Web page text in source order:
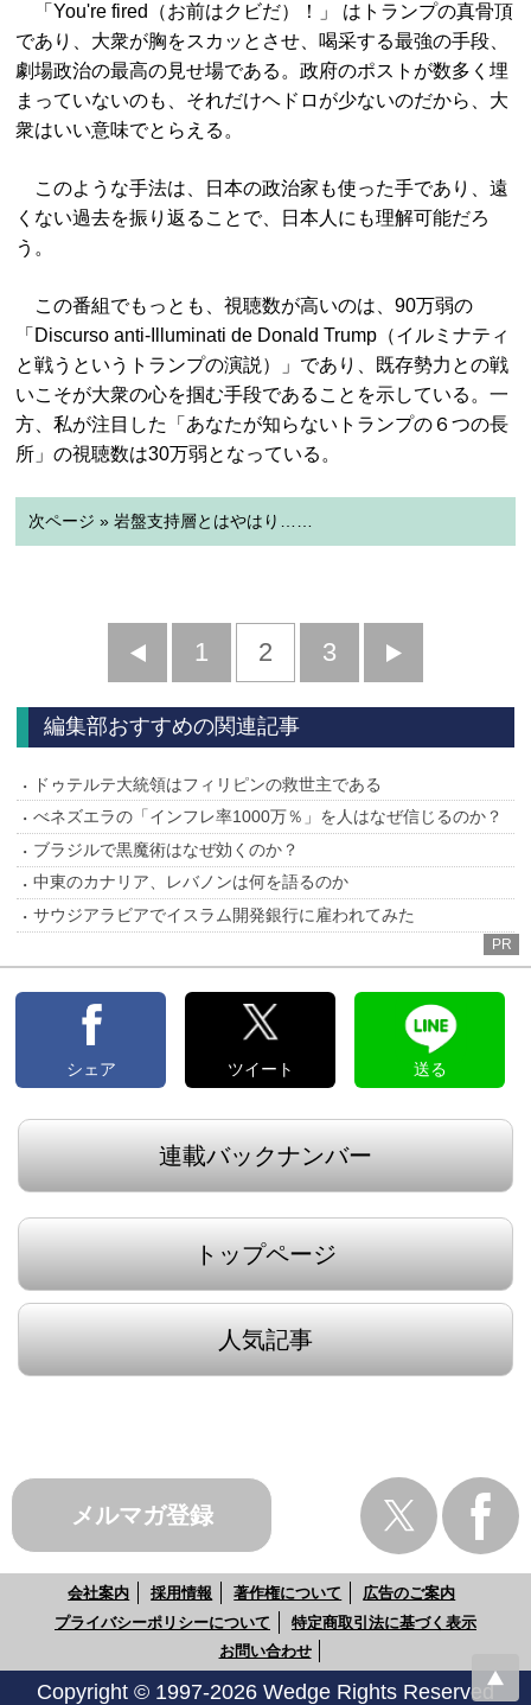
「You're fired（お前はクビだ）！」 はトランプの真骨頂
であり、大衆が胸をスカッとさせ、喝采する最強の手段、
劇場政治の最高の見せ場である。政府のポストが数多く埋
まっていないのも、それだけヘドロが少ないのだから、大
衆はいい意味でとらえる。
このような手法は、日本の政治家も使った手であり、遠
くない過去を振り返ることで、日本人にも理解可能だろ
う。
この番組でもっとも、視聴数が高いのは、90万弱の
「Discurso anti-Illuminati de Donald Trump（イルミナティ
と戦うというトランプの演説）」であり、既存勢力との戦
いこそが大衆の心を掴む手段であることを示している。一
方、私が注目した「あなたが知らないトランプの６つの長
所」の視聴数は30万弱となっている。
次ページ » 岩盤支持層とはやはり……
前
へ
1 2 3
へ
編集部おすすめの関連記事
ドゥテルテ大統領はフィリピンの救世主である
べネズエラの「インフレ率1000万％」を人はなぜ信じるのか？
ブラジルで黒魔術はなぜ効くのか？
中東のカナリア、レバノンは何を語るのか
サウジアラビアでイスラム開発銀行に雇われてみた
PR
シェア ツイート 送る
連載バックナンバー
トップページ
人気記事
メルマガ登録
会社案内 採用情報 著作権について
広告のご案内
プライバシーポリシーについて
特定商取引法に基づく表示
お問い合わせ
Copyright © 1997-2026 Wedge Rights Reserved